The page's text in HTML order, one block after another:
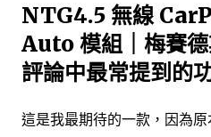
NTG4.5 無線
Auto 模組｜梅賽
評論中最常提到的
這是我最期待的一款，因為